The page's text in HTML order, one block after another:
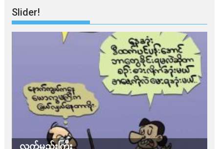
Slider!
လက်မည်းကြီး